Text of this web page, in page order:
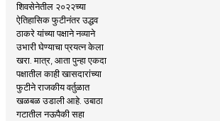
शिवसेनेतील २०२२च्या
ऐतिहासिक फुटीनंतर उद्धव
ठाकरे यांच्या पक्षाने नव्याने
उभारी घेण्याचा प्रयत्न केला
खरा. मात्र, आता पुन्हा एकदा
पक्षातील काही खासदारांच्या
फुटीने राजकीय वर्तुळात
खळबळ उडाली आहे. उबाठा
गटातील नऊपैकी सहा